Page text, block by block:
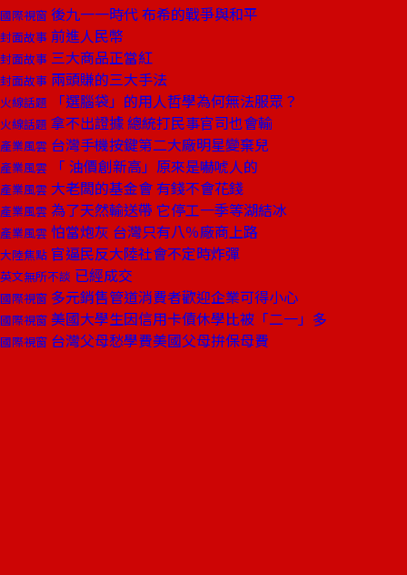
國際視窗 後九一一時代 布希的戰爭與和平
封面故事 前進人民幣
封面故事 三大商品正當紅
封面故事 兩頭賺的三大手法
火線話題 「選腦袋」的用人哲學為何無法服眾？
火線話題 拿不出證據 總統打民事官司也會輸
產業風雲 台灣手機按鍵第二大廠明星變棄兒
產業風雲 「 油價創新高」原來是嚇唬人的
產業風雲 大老闆的基金會 有錢不會花錢
產業風雲 為了天然輸送帶 它停工一季等湖結冰
產業風雲 怕當炮灰 台灣只有八％廠商上路
大陸焦點 官逼民反大陸社會不定時炸彈
英文無所不談 已經成交
國際視窗 多元銷售管道消費者歡迎企業可得小心
國際視窗 美國大學生因信用卡債休學比被「二一」多
國際視窗 台灣父母愁學費美國父母拚保母費